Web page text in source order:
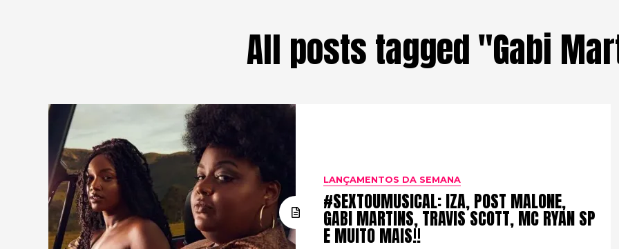
All posts tagged "Gabi
LANÇAMENTOS DA SEMANA
#SEXTOUMUSICAL: IZA, POST MALONE,
GABI MARTINS, TRAVIS SCOTT, MC RYAN SP
E MUITO MAIS!!